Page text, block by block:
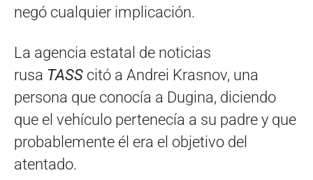
negó cualquier implicación.
La agencia estatal de noticias
rusa TASS citó a Andrei Krasnov, una
persona que conocía a Dugina, diciendo
que el vehículo pertenecía a su padre y que
probablemente él era el objetivo del
atentado.